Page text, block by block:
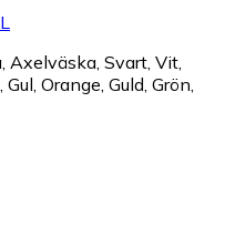
Axelväska, Svart, Vit,
Orange, Guld, Grön,